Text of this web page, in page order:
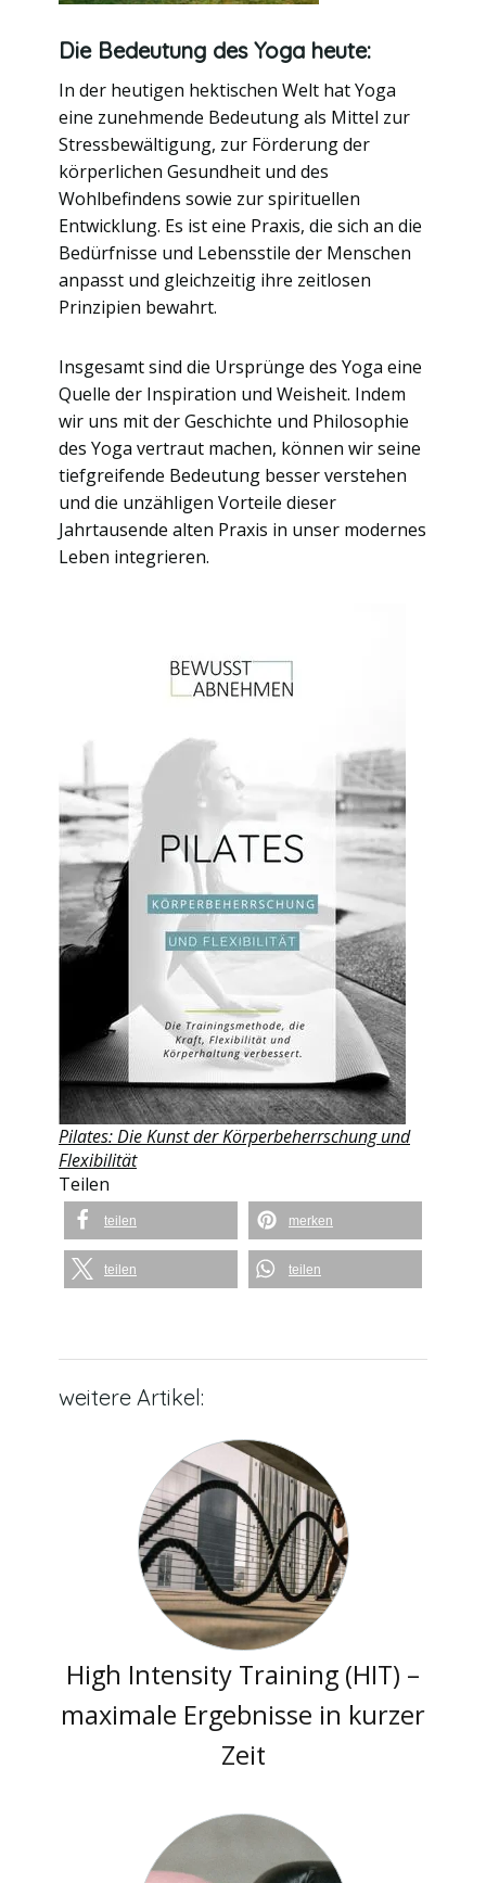
Die Bedeutung des Yoga heute:
In der heutigen hektischen Welt hat Yoga
eine zunehmende Bedeutung als Mittel zur
Stressbewältigung, zur Förderung der
körperlichen Gesundheit und des
Wohlbefindens sowie zur spirituellen
Entwicklung. Es ist eine Praxis, die sich an die
Bedürfnisse und Lebensstile der Menschen
anpasst und gleichzeitig ihre zeitlosen
Prinzipien bewahrt.
Insgesamt sind die Ursprünge des Yoga eine
Quelle der Inspiration und Weisheit. Indem
wir uns mit der Geschichte und Philosophie
des Yoga vertraut machen, können wir seine
tiefgreifende Bedeutung besser verstehen
und die unzähligen Vorteile dieser
Jahrtausende alten Praxis in unser modernes
Leben integrieren.
Pilates: Die Kunst der Körperbeherrschung und
Flexibilität
Teilen
teilen merken
teilen teilen
weitere Artikel:
High Intensity Training (HIT) –
maximale Ergebnisse in kurzer
Zeit